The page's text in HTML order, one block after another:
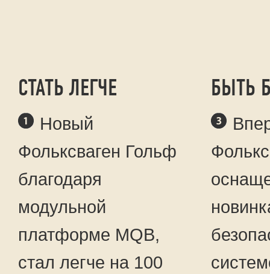
СТАТЬ ЛЕГЧЕ
Новый
Фольксваген Гольф
благодаря
модульной
платформе MQB,
стал легче на 100
БЫТЬ